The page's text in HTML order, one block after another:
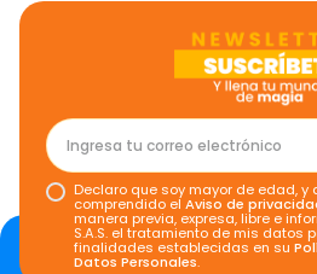
Declaro que soy mayor de edad, y
comprendido elAviso de
manera previa, expresa, libre e
S.A.S. el tratamiento de mis datos
finalidades establecidas en su
Datos Personales.